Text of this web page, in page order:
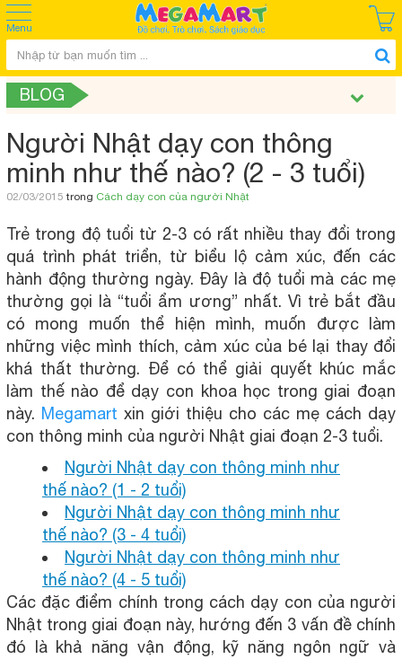
Menu
BLOG
Người Nhật dạy con thông
minh như thế nào? (2 - 3 tuổi)
02/03/2015 trong Cách dạy con của người Nhật
Trẻ trong độ tuổi từ 2-3 có rất nhiều thay đổi trong
quá trình phát triển, từ biểu lộ cảm xúc, đến các
hành động thường ngày. Đây là độ tuổi mà các mẹ
thường gọi là “tuổi ẩm ương” nhất. Vì trẻ bắt đầu
có mong muốn thể hiện mình, muốn được làm
những việc mình thích, cảm xúc của bé lại thay đổi
khá thất thường. Để có thể giải quyết khúc mắc
làm thế nào để dạy con khoa học trong giai đoạn
này. Megamart xin giới thiệu cho các mẹ cách dạy
con thông minh của người Nhật giai đoạn 2-3 tuổi.
Người Nhật dạy con thông minh như
thế nào? (1 - 2 tuổi)
Người Nhật dạy con thông minh như
thế nào? (3 - 4 tuổi)
Người Nhật dạy con thông minh như
thế nào? (4 - 5 tuổi)
Các đặc điểm chính trong cách dạy con của người
Nhật trong giai đoạn này, hướng đến 3 vấn đề chính
đó là khả năng vận động, kỹ năng ngôn ngữ và